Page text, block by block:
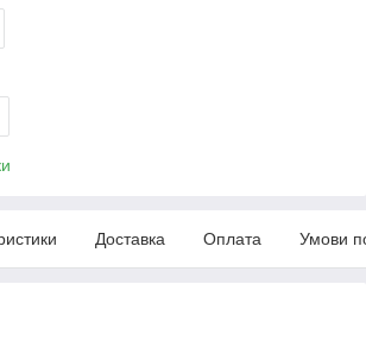
Доставка Оплата Умови